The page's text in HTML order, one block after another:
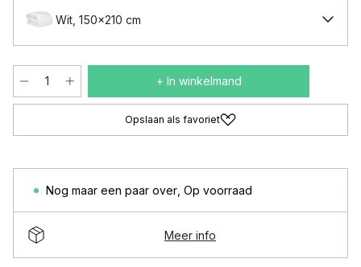
Wit, 150x210 cm
+ In winkelmand
Opslaan als favoriet
Nog maar een paar over Op voorraad
Meer info